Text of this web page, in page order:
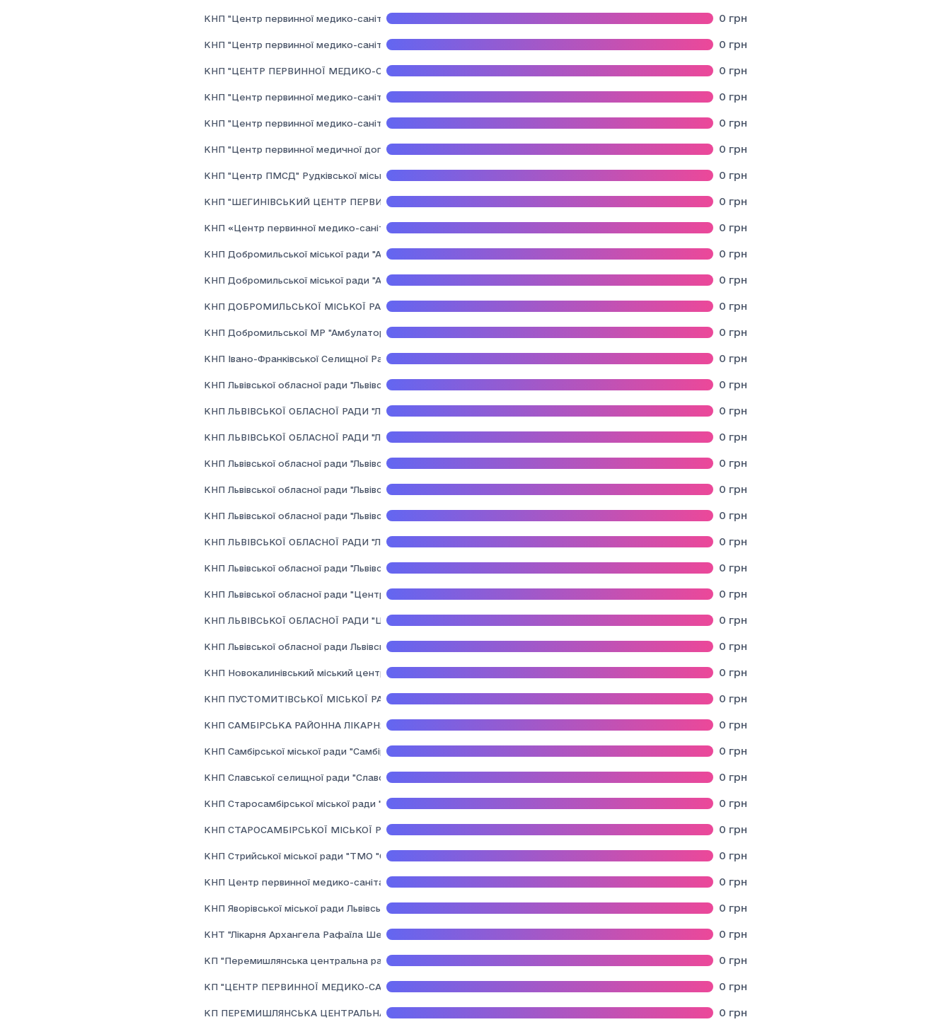
КНП "Центр первинної медико-санітарної допомоги" Пустомитівської міської ради 0 грн
КНП "Центр первинної медико-санітарної допомоги" Ралівської сільської ради Самбірського району Львівської області
0 грн
КНП "ЦЕНТР ПЕРВИННОЇ МЕДИКО-САНІТАРНОЇ ДОПОМОГИ" РУДКІВСЬКОЇ МІСЬКОЇ РАДИ САМБІРСЬКОГО РАЙОНУ ЛЬВІВСЬКОЇ ОБЛАСТІ
0 грн
КНП "Центр первинної медико-санітарної допомоги" Солонківської сільської ради Львівського району Львівської області
0 грн
КНП "Центр первинної медико-санітарної допомоги" Стрілківської сільської ради 0 грн
КНП "Центр первинної медичної допомоги" Великомостівської міської ради Львівської області 0 грн
КНП "Центр ПМСД" Рудківської міської ради Самбірського району Львівської області 0 грн
КНП "ШЕГИНІВСЬКИЙ ЦЕНТР ПЕРВИННОЇ МЕДИКО-САНІТАРНОЇ ДОПОМОГИ" ШЕГИНІВСЬКОЇ СІЛЬСЬКОЇ РАДИ
0 грн
КНП «Центр первинної медико-санітарної допомоги Мурованськї сільської ради ОТГ Львівського району Львівської області»
0 грн
КНП Добромильської міської ради "АЗПСМ с.Міженець" Самбірського району Львівської області 0 грн
КНП Добромильської міської ради "Амбулаторія загальної практики сімейної медицини с. Нове Місто" Самбірського району Львівської області
0 грн
КНП ДОБРОМИЛЬСЬКОЇ МІСЬКОЇ РАДИ "АМБУЛАТОРІЯ ЗАГАЛЬНОЇ ПРАКТИКИ СІМЕЙНОЇ МЕДИЦИНИ СМТ. НИЖАНКОВИЧІ САМБІРСЬКОГО РАЙОНУ
0 грн
КНП Добромильської МР "Амбулаторія ЗПСМ смт. Нижанковичі Самбірського району Львівської області" 0 грн
КНП Івано-Франківської Селищної Ради "Івано-Франківська районна лікарня" 0 грн
КНП Львівської обласної ради "Львівська обласна інфекцiйна клінічна лiкарня" 0 грн
КНП ЛЬВІВСЬКОЇ ОБЛАСНОЇ РАДИ "ЛЬВІВСЬКА ОБЛАСНА КЛІНІЧНА ПСИХІАТРИЧНА ЛІКАРНЯ" 0 грн
КНП ЛЬВІВСЬКОЇ ОБЛАСНОЇ РАДИ "ЛЬВІВСЬКЕ ОБЛАСНЕ ПАТОЛОГОАНАТОМІЧНЕ БЮРО" 0 грн
КНП Львівської обласної ради "Львівський обласний клінічний лікувально-діагностичний кардіологiчний центр"
0 грн
КНП Львівської обласної ради "Львівський обласний клінічний психоневрологiчний диспансер" 0 грн
КНП Львівської обласної ради "Львівський обласний медичний центр превенції та терапії узалежнень" 0 грн
КНП ЛЬВІВСЬКОЇ ОБЛАСНОЇ РАДИ "ЛЬВІВСЬКИЙ ОБЛАСНИЙ ЦЕНТР ЕКСТРЕНОЇ МЕДИЧНОЇ ДОПОМОГИ ТА МЕДИЦИНИ КАТАСТРОФ"
0 грн
КНП Львівської обласної ради "Львівський онкологічний регіональний лікувально-діагностичний центр" 0 грн
КНП Львівської обласної ради "Центр здоров'я та реабілітації дітей" 0 грн
КНП ЛЬВІВСЬКОЇ ОБЛАСНОЇ РАДИ "ЦЕНТР СПОРТИВНОЇ МЕДИЦИНИ І РЕАБІЛІТАЦІЇ" 0 грн
КНП Львівської обласної ради Львівський обласний центр служби крові 0 грн
КНП Новокалинівський міський центр первинної медико-санітарної допомоги 0 грн
КНП ПУСТОМИТІВСЬКОЇ МІСЬКОЇ РАДИ "ПУСТОМИТІВСЬКА ЛІКАРНЯ" 0 грн
КНП САМБІРСЬКА РАЙОННА ЛІКАРНЯ " ХОСПІС" 0 грн
КНП Самбірської міської ради "Самбірська центральна лікарня" 0 грн
КНП Славської селищної ради "Славська мiська лiкарня" 0 грн
КНП Старосамбірської міської ради "Старосамбірська районна лікарня" 0 грн
КНП СТАРОСАМБІРСЬКОЇ МІСЬКОЇ РАДИ "СТАРОСАМБІРСЬКИЙ ЦЕНТР ПЕРВИННОЇ МЕДИЧНОЇ ДОПОМОГИ"
0 грн
КНП Стрийської міської ради "ТМО "Стрийська міська об'єднана лікарня" 0 грн
КНП Центр первинної медико-санітарної допопомоги м. Стрия 0 грн
КНП Яворівської міської ради Львівської області "Немирівська міська лікарня" 0 грн
КНТ "Лікарня Архангела Рафаїла Шептицької міської ради" 0 грн
КП "Перемишлянська центральна районна лікарня"Львівського району Львівської області 0 грн
КП "ЦЕНТР ПЕРВИННОЇ МЕДИКО-САНІТАРНОЇ ДОПОМОГИ М.ЧЕРВОНОГРАДА" 0 грн
КП ПЕРЕМИШЛЯНСЬКА ЦЕНТРАЛЬНА РАЙОННА ЛІКАРНЯ 0 грн